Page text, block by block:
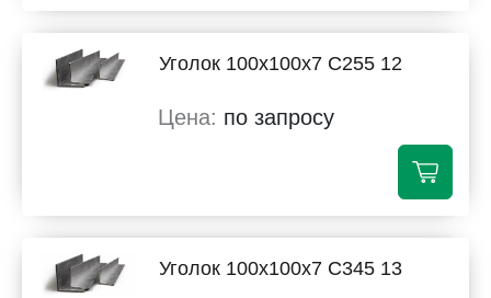
Уголок 100х100х7 С255 12
по запросу
Уголок 100х100х7 С345 13